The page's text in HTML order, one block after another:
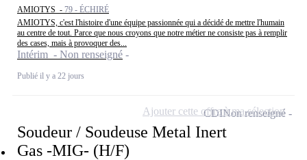
AMIOTYS - 79 - ÉCHIRÉ
AMIOTYS, c'est l'histoire d'une équipe passionnée qui a décidé de mettre l'humain
au centre de tout. Parce que nous croyons que notre métier ne consiste pas à remplir
des cases, mais à provoquer des...
Intérim - Non renseigné
Publié il y a 22 jours
Soudeur / Soudeuse Metal Inert
Gas -MIG- (H/F)
CDINon renseigné
Ajouter cette offre à ma sélection